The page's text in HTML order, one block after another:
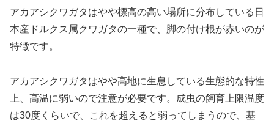
アカアシクワガタはやや標高の高い場所に分布している日
本産ドルクス属クワガタの一種で、脚の付け根が赤いのが
特徴です。
アカアシクワガタはやや高地に生息している生態的な特性
上、高温に弱いので注意が必要です。成虫の飼育上限温度
は30度くらいで、これを超えると弱ってしまうので、基